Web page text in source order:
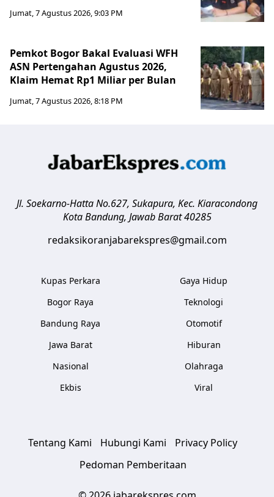
Jumat, 7 Agustus 2026, 9:03 PM
Pemkot Bogor Bakal Evaluasi WFH
ASN Pertengahan Agustus 2026,
Klaim Hemat Rp1 Miliar per Bulan
Jumat, 7 Agustus 2026, 8:18 PM
Jl. Soekarno-Hatta No.627, Sukapura, Kec. Kiaracondong
Kota Bandung, Jawab Barat 40285
redaksikoranjabarekspres@gmail.com
Kupas Perkara
Bogor Raya
Bandung Raya
Jawa Barat
Nasional
Ekbis
Gaya Hidup
Teknologi
Otomotif
Hiburan
Olahraga
Viral
Tentang Kami Hubungi Kami
Privacy Policy
Pedoman Pemberitaan